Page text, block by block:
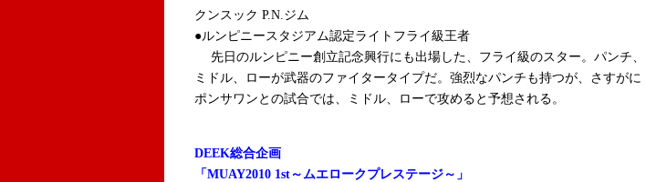
クンスック P.N.ジム
●ルンピニースタジアム認定ライトフライ級王者
先日のルンピニー創立記念興行にも出場した、フライ級のスター。パンチ、
ミドル、ローが武器のファイタータイプだ。強烈なパンチも持つが、さすがに
ポンサワンとの試合では、ミドル、ローで攻めると予想される。
DEEK総合企画
「MUAY2010 1st～ムエロークプレステージ～」